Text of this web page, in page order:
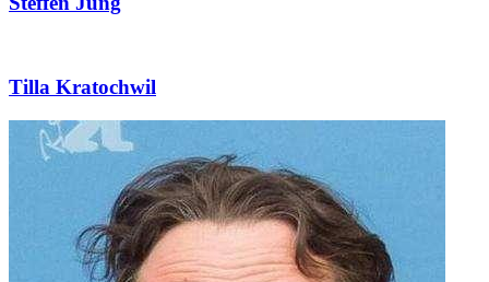
Tilla Kratochwil